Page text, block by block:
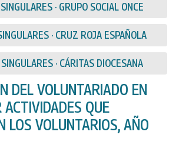
· GRUPO SOCIAL ONCE
· CRUZ ROJA ESPAÑOLA
· CÁRITAS DIOCESANA
DEL VOLUNTARIADO EN
ACTIVIDADES QUE
LOS VOLUNTARIOS, AÑO